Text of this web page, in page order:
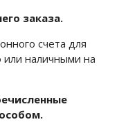
заказа.
счета для
или наличными на